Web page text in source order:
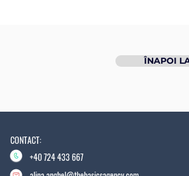
ÎNAPOI
CONTACT:
+40 724 433 667